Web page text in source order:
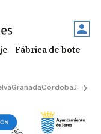
Fábrica de botellas
GranadaCórdobaJaén